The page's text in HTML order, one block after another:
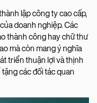
lập công ty cao cấp,
doanh nghiệp. Các
thành công hay chữ thư
mà còn mang ý nghĩa
triển thuận lợi và thịnh
các đối tác quan